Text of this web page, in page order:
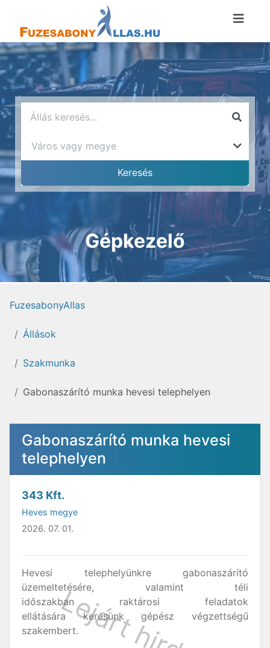
Gépkezelő
FuzesabonyAllas
Állások
Szakmunka
Gabonaszárító munka hevesi telephelyen
Gabonaszárító munka hevesi
telephelyen
343 Kft.
Heves megye
2026. 07. 01.
Hevesi telephelyünkre gabonaszárító
üzemeltetésére, valamint téli
időszakban raktárosi feladatok
ellátására keresünk gépész végzettségű
szakembert.